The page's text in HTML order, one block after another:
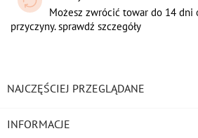
Możesz zwrócić towar do 14 dni
przyczyny. sprawdź szczegóły
NAJCZĘŚCIEJ PRZEGLĄDANE
INFORMACJE